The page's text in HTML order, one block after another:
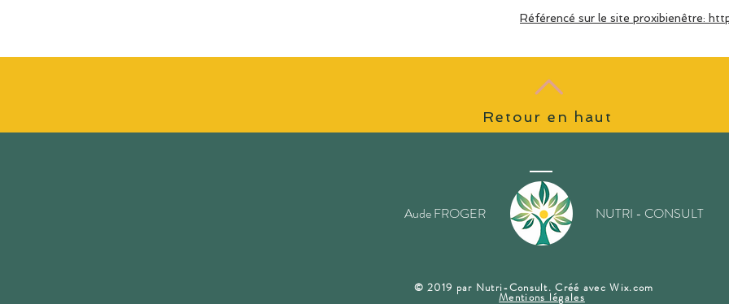
Référencé sur le site proxibienêtre:
Retour en haut
Aude FROGER NUTRI - CONSULT
​© 2019 par Nutri-Consult. Créé avecWix.com
Mentions légales